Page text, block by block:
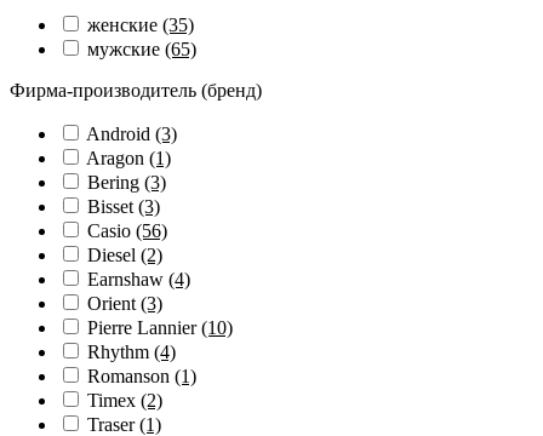
женские (35)
мужские (65)
Фирма-производитель (бренд)
Android (3)
Aragon (1)
Bering (3)
Bisset (3)
Casio (56)
Diesel (2)
Earnshaw (4)
Orient (3)
Pierre Lannier(10)
Rhythm (4)
Romanson (1)
Timex (2)
Traser(1)